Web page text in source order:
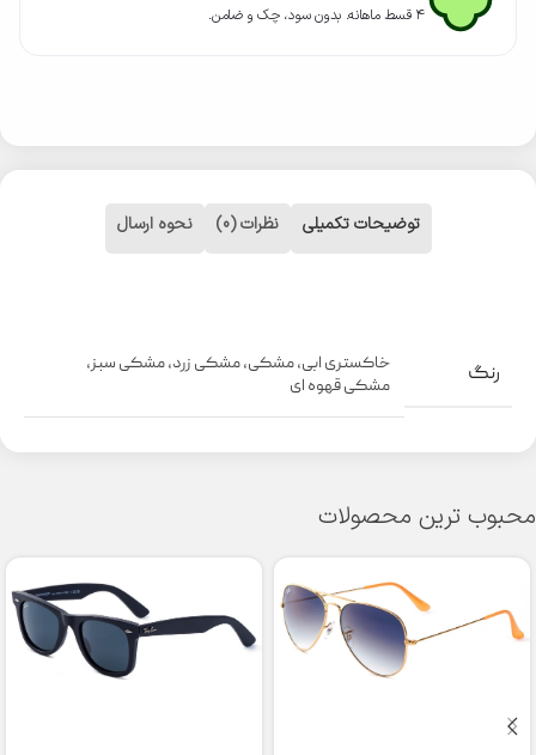
۴ قسط ماهانه. بدون سود، چک و ضامن.
توضیحات تکمیلی نظرات (0) نحوه ارسال
رنگ خاکستری ابی,مشکی,مشکی زرد,مشکی سبز,
مشکی قهوه ای
محبوب ترین محصولات